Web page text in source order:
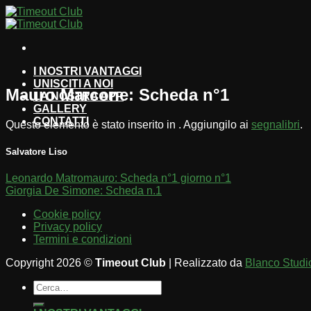
Salta
ai
I NOSTRI VANTAGGI
UNISCITI A NOI
LA NOSTRA APP
GALLERY
CONTATTI
Mauro Marcone: Scheda n°1
Questo elemento è stato inserito in . Aggiungilo ai segnalibri.
Salvatore Liso
Leonardo Matromauro: Scheda n°1 giorno n°1
Giorgia De Simone: Scheda n.1
Cookie policy
Privacy policy
Termini e condizioni
Copyright 2026 © Timeout Club | Realizzato da Blanco